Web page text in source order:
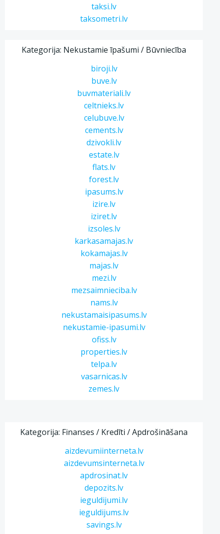
taksi.lv
taksometri.lv
Kategorija: Nekustamie īpašumi / Būvniecība
biroji.lv
buve.lv
buvmateriali.lv
celtnieks.lv
celubuve.lv
cements.lv
dzivokli.lv
estate.lv
flats.lv
forest.lv
ipasums.lv
izire.lv
iziret.lv
izsoles.lv
karkasamajas.lv
kokamajas.lv
majas.lv
mezi.lv
mezsaimnieciba.lv
nams.lv
nekustamaisipasums.lv
nekustamie-ipasumi.lv
ofiss.lv
properties.lv
telpa.lv
vasarnicas.lv
zemes.lv
Kategorija: Finanses / Kredīti / Apdrošināšana
aizdevumiinterneta.lv
aizdevumsinterneta.lv
apdrosinat.lv
depozits.lv
ieguldijumi.lv
ieguldijums.lv
savings.lv